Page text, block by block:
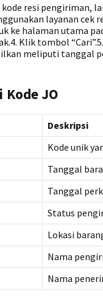
resi pengiriman,
layanan cek
ke halaman utama
Klik tombol
meliputi tanggal
Kode JO
Deskripsi
Kode unik
Tanggal
Tanggal
Status
Lokasi
Nama
Nama